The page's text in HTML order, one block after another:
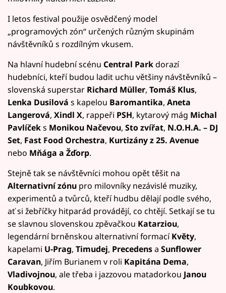
I letos festival použije osvědčený model
„programových zón“ určených různým skupinám
návštěvníků s rozdílným vkusem.
Na hlavní hudební scénu Central Parkdorazí
hudebníci, kteří budou ladit uchu většiny návštěvníků –
slovenská superstar Richard Müller, Tomáš Klus,
Lenka Dusilová s kapelou Baromantika, Aneta
Langerová, Xindl X, rappeři PSH, kytarový mág Michal
Pavlíčeks Monikou Načevou, Sto zvířat, N.O.H.A. – DJ
Set, Fast Food Orchestra, Kurtizány z 25. Avenue
nebo Mňága a Žďorp.
Stejně tak se návštěvníci mohou opět těšit na
Alternativní zónu pro milovníky nezávislé muziky,
experimentů a tvůrců, kteří hudbu dělají podle svého,
ať si žebříčky hitparád provádějí, co chtějí. Setkají se tu
se slavnou slovenskou zpěvačkou Katarziou,
legendární brněnskou alternativní formacíKvěty,
kapelami U-Prag, Timudej, Precedensa Sunflower
Caravan, Jiřím Burianem v roli Kapitána Dema,
Vladivojnou, ale třeba i jazzovou matadorkou Janou
Koubkovou.